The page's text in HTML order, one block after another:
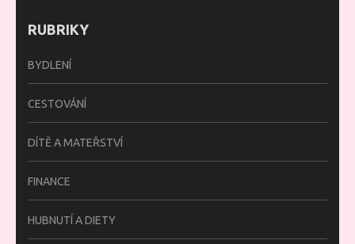
RUBRIKY
BYDLENÍ
CESTOVÁNÍ
DÍTĚ A MATEŘSTVÍ
FINANCE
HUBNUTÍ A DIETY